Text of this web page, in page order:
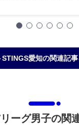
STINGS愛知の関連記
ーグ男子の関